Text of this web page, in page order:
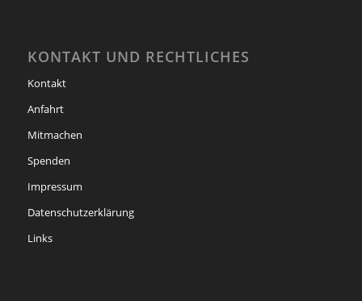
KONTAKT UND RECHTLICHES
Kontakt
Anfahrt
Mitmachen
Spenden
Impressum
Datenschutzerklärung
Links